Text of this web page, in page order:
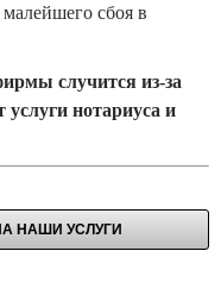
сбоя в
случится из-за
нотариуса и
НАШИ УСЛУГИ